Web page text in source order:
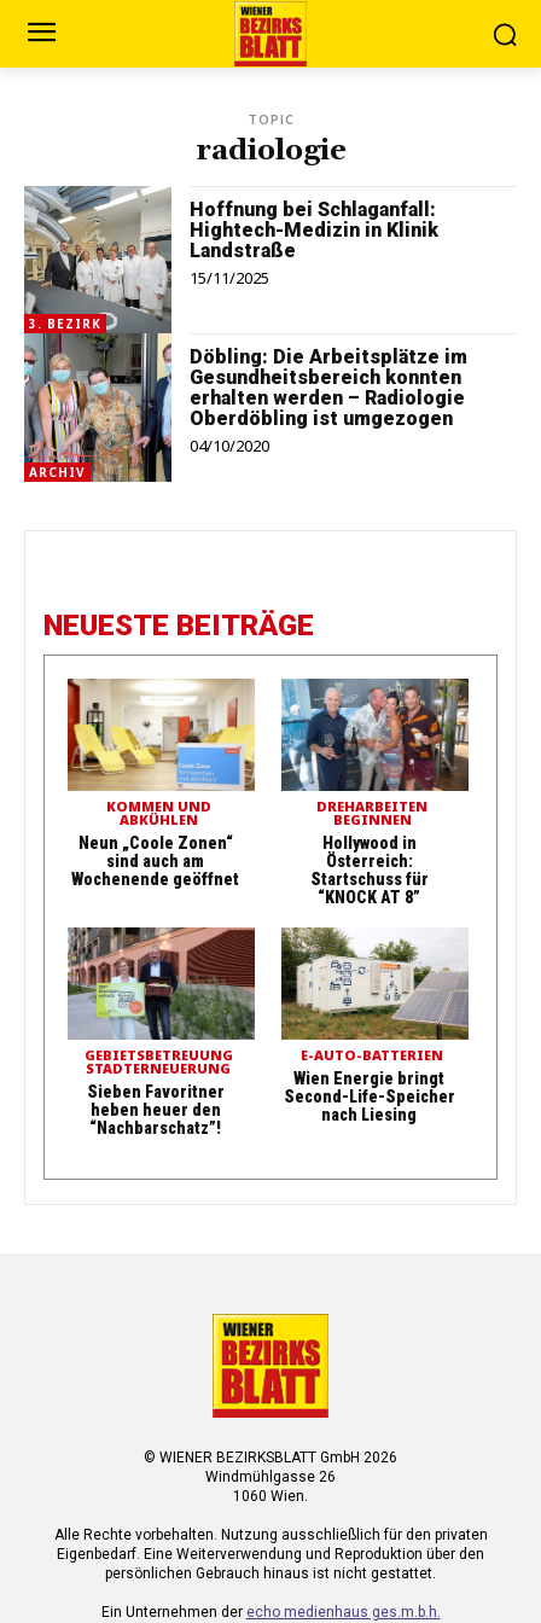
TOPIC
radiologie
3. BEZIRK
Hoffnung bei Schlaganfall:
Hightech-Medizin in Klinik
Landstraße
15/11/2025
ARCHIV
Döbling: Die Arbeitsplätze im
Gesundheitsbereich konnten
erhalten werden – Radiologie
Oberdöbling ist umgezogen
04/10/2020
NEUESTE BEITRÄGE
KOMMEN UND
ABKÜHLEN
Neun „Coole Zonen“
sind auch am
Wochenende geöffnet
DREHARBEITEN
BEGINNEN
Hollywood in
Österreich:
Startschuss für
“KNOCK AT 8”
GEBIETSBETREUUNG
STADTERNEUERUNG
Sieben Favoritner
heben heuer den
“Nachbarschatz”!
E-AUTO-BATTERIEN
Wien Energie bringt
Second-Life-Speicher
nach Liesing
© WIENER BEZIRKSBLATT GmbH 2026
Windmühlgasse 26
1060 Wien.
Alle Rechte vorbehalten. Nutzung ausschließlich für den privaten
Eigenbedarf. Eine Weiterverwendung und Reproduktion über den
persönlichen Gebrauch hinaus ist nicht gestattet.
Ein Unternehmen der echo medienhaus ges.m.b.h.